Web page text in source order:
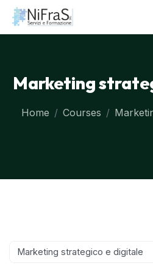
Marketing
Home Courses
Course categories